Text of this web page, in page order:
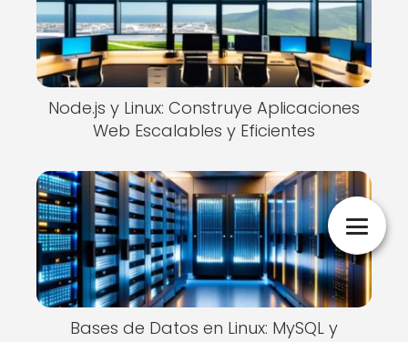
Node.js y Linux: Construye Aplicaciones
Web Escalables y Eficientes
Bases de Datos en Linux: MySQL y